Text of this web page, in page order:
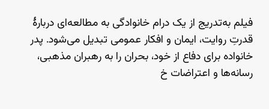
فیلم به‌تدریج از یک درام خانوادگی به مطالعه‌ای دربارهٔ
قدرتِ روایت، ایمان و افکار عمومی تبدیل می‌شود. پدر
خانواده برای دفاع از خود، بحران را به رهبران مذهبی،
رسانه‌ها و اعتراضات خ